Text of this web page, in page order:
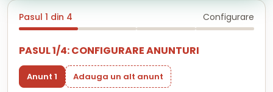
Pasul 1 din 4 Configurare
PASUL 1/4: CONFIGURARE ANUNTURI
Anunt 1 Adauga un alt anunt